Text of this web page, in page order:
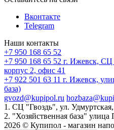
Вконтакте
Telegram
Наши контакты
+7 950 168 65 52
+7 950 168 65 52 г. Ижевск, СЦ
корпус 2, офис 41
+7 922 501 63 11 г. Ижевск,
база)
gvozd@kupipol.ru
1. СЦ "Гвоздь", ул.
2. "Хозяйственная база"
2026 © Купипол - магазин